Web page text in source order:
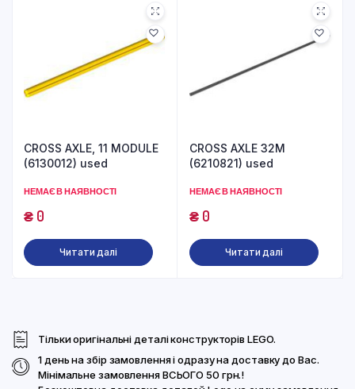
CROSS AXLE, 11 MODULE
(6130012) used
НЕМАЄ В НАЯВНОСТІ
₴0
Читати далі
CROSS AXLE 32M
(6210821) used
НЕМАЄ В НАЯВНОСТІ
₴0
Читати далі
Тільки оригінальні деталі конструкторів LEGO.
1 день на збір замовлення і одразу на доставку до Вас.
Мінімальне замовлення ВСЬОГО 50 грн.!